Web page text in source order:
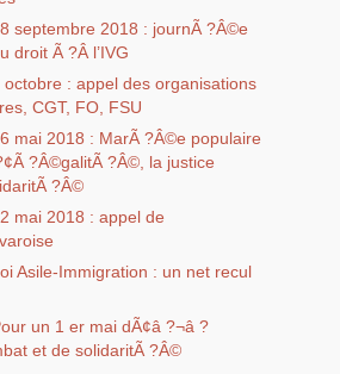
septembre 2018 : journÃ ?Â©e
droit Ã ?Â l’IVG
octobre : appel des organisations
CGT, FO, FSU
mai 2018 : MarÃ ?Â©e populaire
?Â©galitÃ ?Â©, la justice
?Â©
mai 2018 : appel de
Asile-Immigration : un net recul
un 1 er mai dÃ¢â ?¬â ?
et de solidaritÃ ?Â©